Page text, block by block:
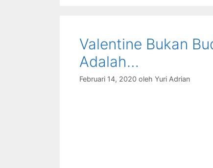
Valentine Bukan
Adalah…
Februari 14, 2020 oleh Yuri Adrian